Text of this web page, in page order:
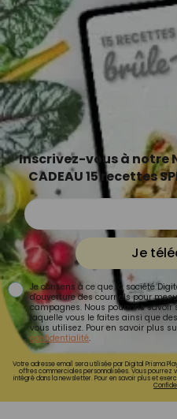
Inscrivez-vous à notre
CADEAU 15 recettes
Je
Je consens à ce que la société
d'ouverture des courriels pour
campagnes. Nous pourrons savoir
laquelle vous le faites ainsi que
vous utilisez. Pour en savoir plus
confidentialité.
Votre adresse email sera utilisée par Digital Prisma
offres commerciales personnalisées. Vous pourrez
intégré dans la newsletter. Pour en savoir plus et